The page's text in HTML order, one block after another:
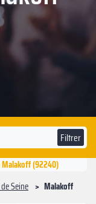
Filtrer
Malakoff (92240)
Seine Malakoff